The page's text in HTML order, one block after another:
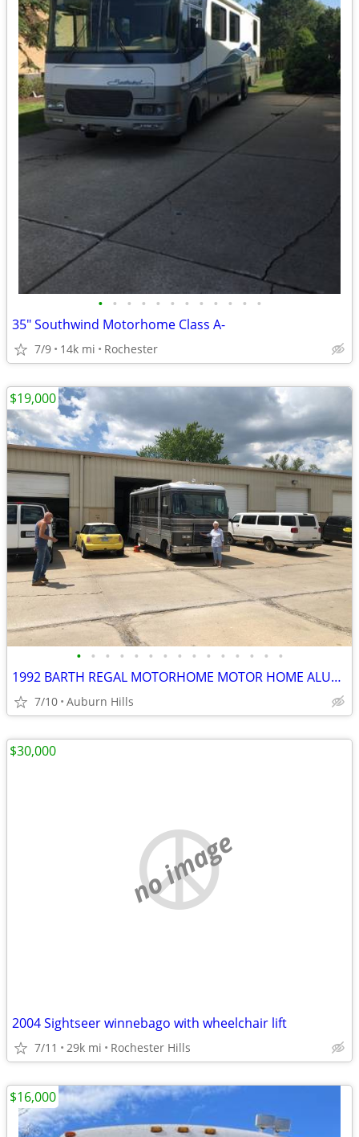
• • • • • • • • • • • •
35" Southwind Motorhome Class A-
7/9 14k mi Rochester
• • • • • • • • • • • • • • •
1992 BARTH REGAL MOTORHOME MOTOR HOME ALUMNIUM
7/10 Auburn Hills
$19,000
no image
2004 Sightseer winnebago with wheelchair lift
7/11 29k mi Rochester Hills
$30,000
$16,000